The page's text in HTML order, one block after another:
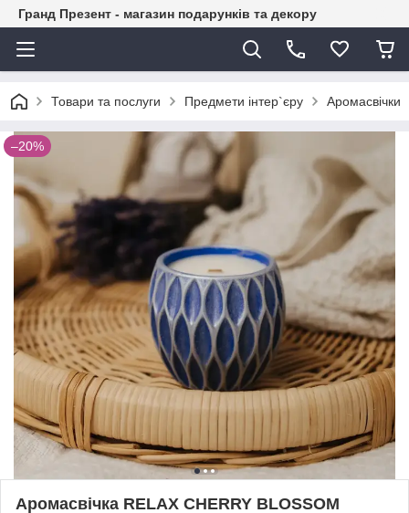
Гранд Презент - магазин подарунків та декору
Товари та послуги Предмети інтер`єру Аромасвічки
–20%
Аромасвічка RELAX CHERRY BLOSSOM